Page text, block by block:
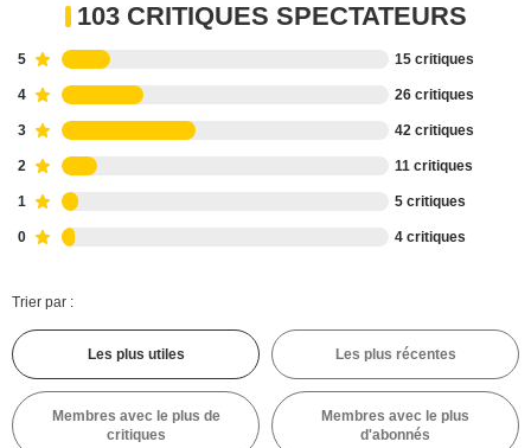
103 CRITIQUES SPECTATEURS
5 15 critiques
4 26 critiques
3 42 critiques
2 11 critiques
1 5 critiques
0 4 critiques
Trier par :
Les plus utiles Les plus récentes
Membres avec le plus de
critiques
Membres avec le plus
d'abonnés